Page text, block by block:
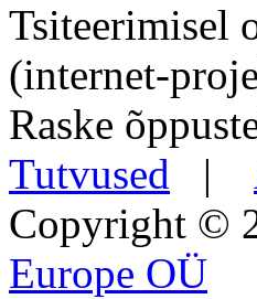
Tsiteerimisel
(internet-
Raske
Tutvused |
Copyright ©
Europe OÜ